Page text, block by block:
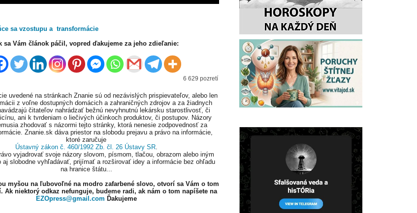
sa vzostupu a transformácie
sa Vám článok páčil, vopred ďakujeme za jeho zdieľanie:
6 629 pozretí
uvedené na stránkach Znanie sú od nezávislých prispievateľov, alebo len
z voľne dostupných domácich a zahraničných zdrojov a za žiadnych
čitateľov nahrádzať bežnú nevyhnutnú lekársku starostlivosť, či
ani k tvrdeniam o liečivých účinkoch produktov, či postupov. Názory
zhodovať s názormi tejto stránky, ktorá nenesie zodpovednosť za
Znanie.sk dáva priestor na slobodu prejavu a právo na informácie,
ktoré zaručuje
Ústavný zákon č. 460/1992 Zb. čl. 26 Ústavy SR.
vyjadrovať svoje názory slovom, písmom, tlačou, obrazom alebo iným
aj slobodne vyhľadávať, prijímať a rozširovať idey a informácie bez ohľadu
na hranice štátu...
myšou na ľubovoľné na modro zafarbené slovo, otvorí sa Vám o tom
Ak niektorý odkaz nefunguje, budeme radi, ak nám o tom napíšete na
EZOpress@gmail.com Ďakujeme